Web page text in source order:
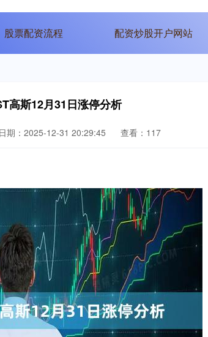
股票配资流程 配资炒股开户网站
高斯12月31日涨停分析
日期：2025-12-31 20:29:45 查看：117